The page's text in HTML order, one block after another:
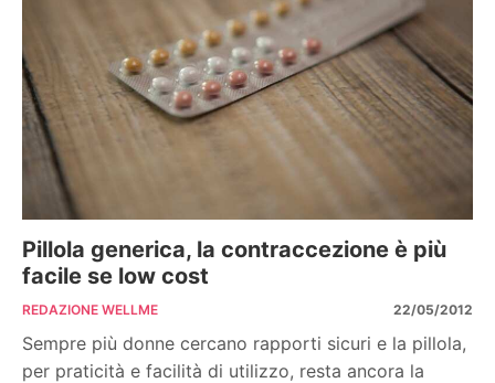
Pillola generica, la contraccezione è più
facile se low cost
REDAZIONE WELLME 22/05/2012
Sempre più donne cercano rapporti sicuri e la pillola,
per praticità e facilità di utilizzo, resta ancora la